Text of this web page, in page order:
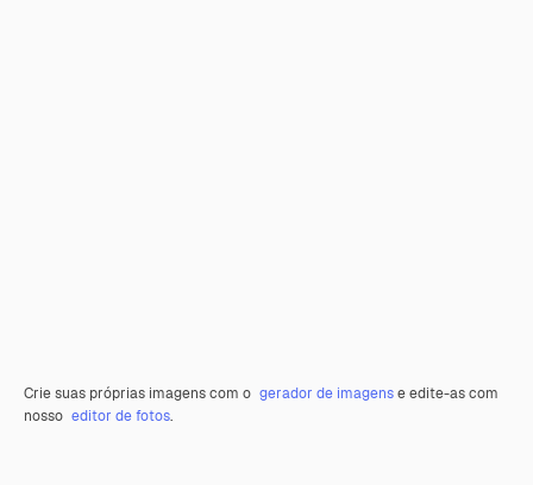
Crie suas próprias imagens com o gerador de imagense edite-as com
nosso editor de fotos.